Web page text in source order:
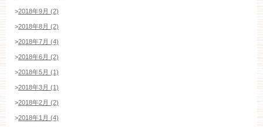
>2018年9月 (2)
>2018年8月 (2)
>2018年7月 (4)
>2018年6月 (2)
>2018年5月 (1)
>2018年3月 (1)
>2018年2月 (2)
>2018年1月 (4)